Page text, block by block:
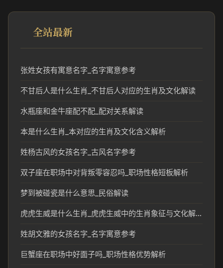
全站最新
张姓女孩有寓意名字_名字寓意参考
不甘后人是什么生肖_不甘后人对应的生肖及文化解读
水瓶座和金牛座配不配_配对关系解读
本是什么生肖_本对应的生肖及文化含义解析
姓杨古风的女孩名字_古风名字参考
双子座在职场中对背叛零容忍吗_职场性格短板解析
梦到被碰瓷是什么意思_民俗解读
虎虎生威是什么生肖_虎虎生威中的生肖象征与文化解读
姓胡文雅的女孩名字_名字寓意参考
巨蟹座在职场中好面子吗_职场性格优势解析